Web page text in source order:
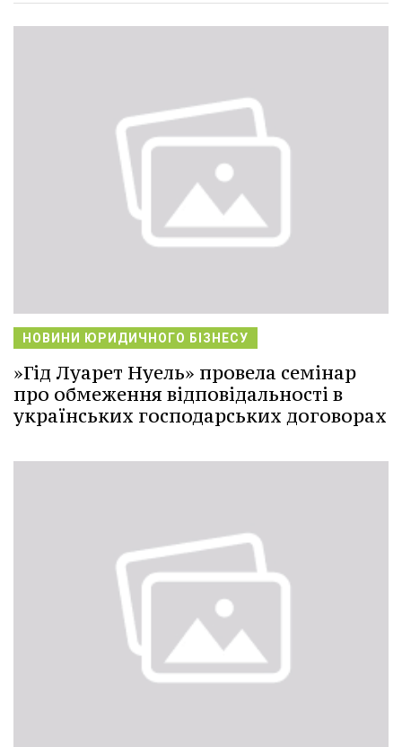
НОВИНИ ЮРИДИЧНОГО БІЗНЕСУ
»Гід Луарет Нуель» провела семінар
про обмеження відповідальності в
українських господарських договорах